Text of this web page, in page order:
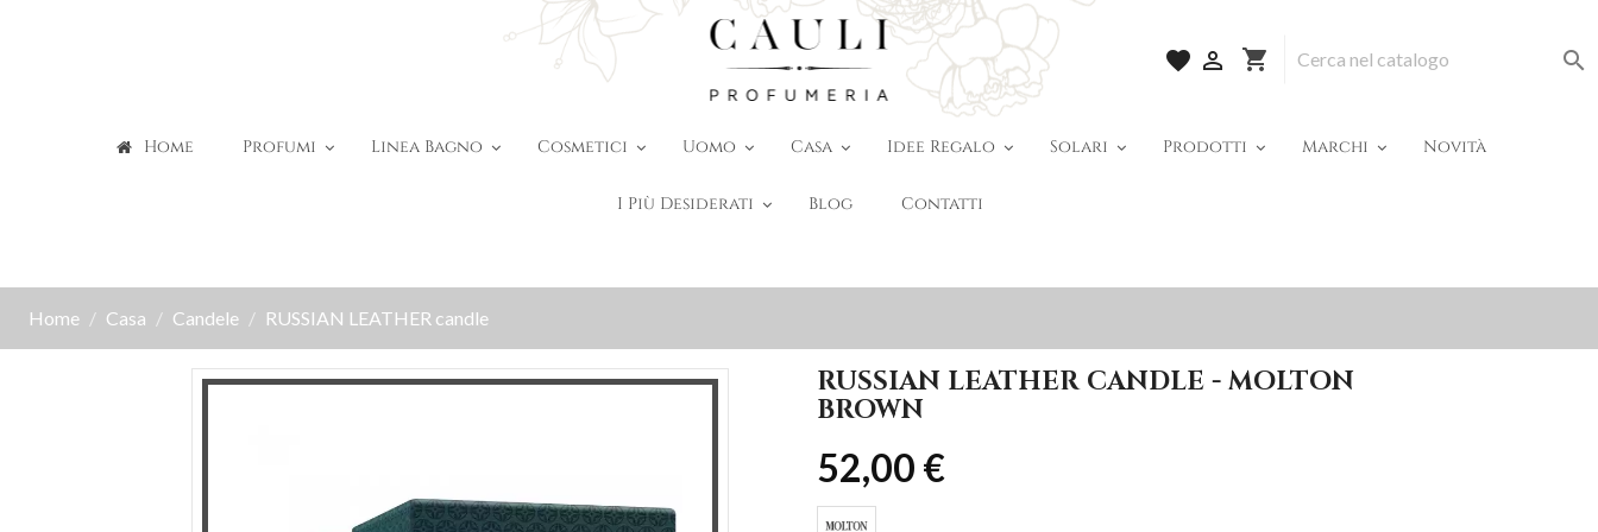
favorite  shopping_cart 
Home Profumi Linea Bagno Cosmetici Uomo Casa Idee Regalo Solari Prodotti Marchi Novità
I Più Desiderati Blog Contatti
Home Casa Candele RUSSIAN LEATHER candle
RUSSIAN LEATHER CANDLE - MOLTON
BROWN
52,00 €